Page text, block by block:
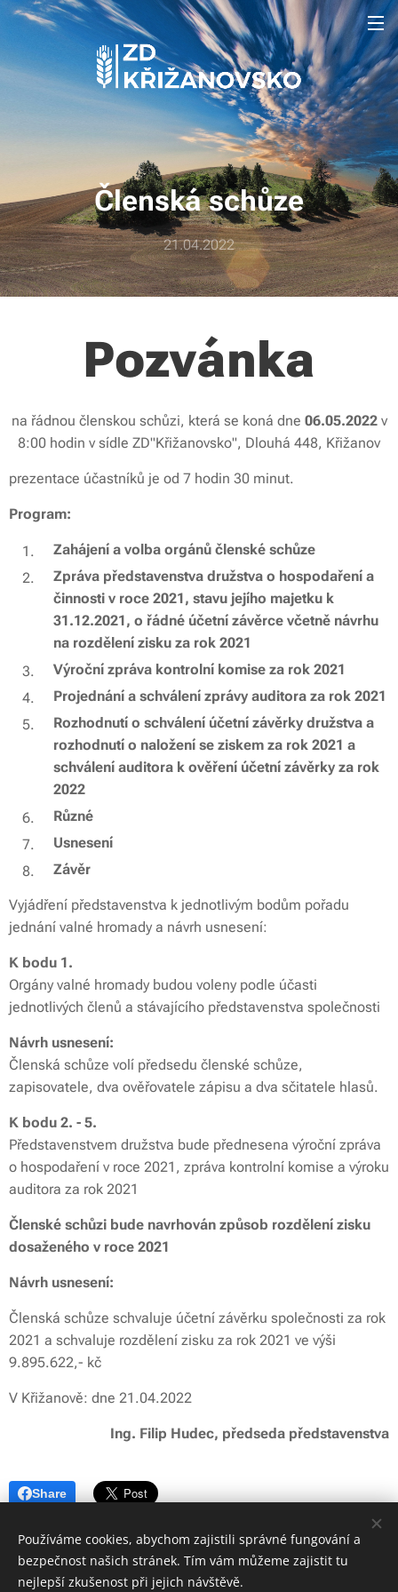
Členská schůze
21.04.2022
Pozvánka
na řádnou členskou schůzi, která se koná dne 06.05.2022v
8:00 hodin v sídle ZD"Křižanovsko", Dlouhá 448, Křižanov
prezentace účastníků je od 7 hodin 30 minut.
Program:
Zahájení a volba orgánů členské schůze
Zpráva představenstva družstva o hospodaření a
činnosti v roce 2021, stavu jejího majetku k
31.12.2021, o řádné účetní závěrce včetně návrhu
na rozdělení zisku za rok 2021
Výroční zpráva kontrolní komise za rok 2021
Projednání a schválení zprávy auditora za rok 2021
Rozhodnutí o schválení účetní závěrky družstva a
rozhodnutí o naložení se ziskem za rok 2021 a
schválení auditora k ověření účetní závěrky za rok
2022
Různé
Usnesení
Závěr
Vyjádření představenstva k jednotlivým bodům pořadu
jednání valné hromady a návrh usnesení:
K bodu 1.
Orgány valné hromady budou voleny podle účasti
jednotlivých členů a stávajícího představenstva společnosti
Návrh usnesení:
Členská schůze volí předsedu členské schůze,
zapisovatele, dva ověřovatele zápisu a dva sčitatele hlasů.
K bodu 2. - 5.
Představenstvem družstva bude přednesena výroční zpráva
o hospodaření v roce 2021, zpráva kontrolní komise a výroku
auditora za rok 2021
Členské schůzi bude navrhován způsob rozdělení zisku
dosaženého v roce 2021
Návrh usnesení:
Členská schůze schvaluje účetní závěrku společnosti za rok
2021 a schvaluje rozdělení zisku za rok 2021 ve výši
9.895.622,- kč
V Křižanově: dne 21.04.2022
Ing. Filip Hudec, předseda představenstva
Share
Používáme cookies, abychom zajistili správné fungování a
bezpečnost našich stránek. Tím vám můžeme zajistit tu
nejlepší zkušenost při jejich návštěvě.